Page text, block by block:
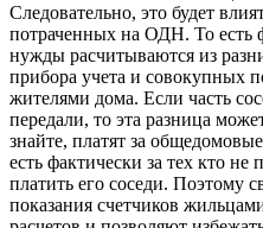
Следовательно, это будет
потраченных на ОДН. То есть
нужды расчитываются из
прибора учета и совокупных
жителями дома. Если часть
передали, то эта разница
знайте, платят за
есть фактически за тех кто не
платить его соседи. Поэтому
показания счетчиков